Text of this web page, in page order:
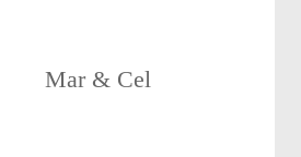
Mar & Cel